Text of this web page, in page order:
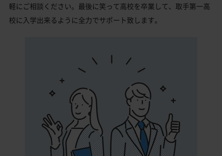
軽にご相談ください。最後に笑って高校を卒業して、取手第一高
校に入学出来るように全力でサポート致します。